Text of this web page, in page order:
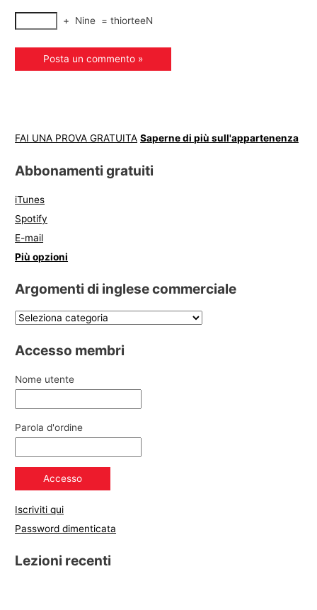
+ Nine = thiorteeN
FAI UNA PROVA GRATUITA Saperne di più sull'appartenenza
Abbonamenti gratuiti
iTunes
Spotify
E-mail
Più opzioni
Argomenti di inglese commerciale
Accesso membri
Nome utente
Parola d'ordine
Iscriviti qui
Password dimenticata
Lezioni recenti